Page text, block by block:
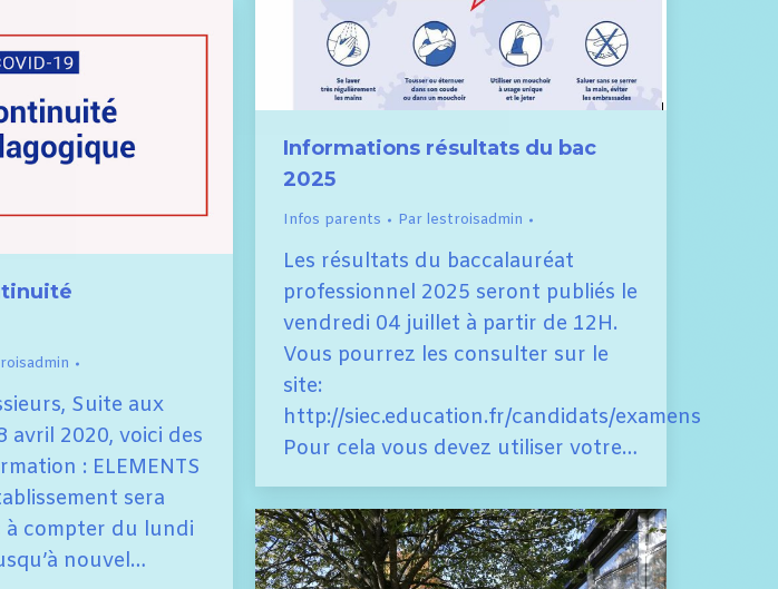
Informations résultats du bac
2025
Infos parents Par lestroisadmin
Les résultats du baccalauréat
professionnel 2025 seront publiés le
vendredi 04 juillet à partir de 12H.
Vous pourrez les consulter sur le
site:
http://siec.education.fr/candidats/examens
Pour cela vous devez utiliser votre…
Suite aux
avril 2020, voici des
: ELEMENTS
sera
à compter du lundi
nouvel…